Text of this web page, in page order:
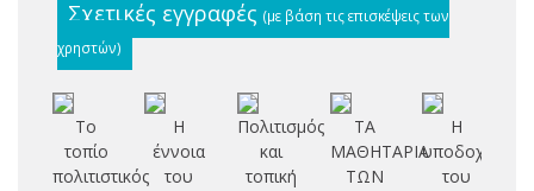
Σχετικές εγγραφές (με βάση τις επισκέψεις των
χρηστών)
Το
τοπίο
πολιτιστικός
Η
έννοια
του
Πολιτισμός
και
τοπική
ΤΑ
ΜΑΘΗΤΑΡΙΑ
ΤΩΝ
Η
υποδοχή
του